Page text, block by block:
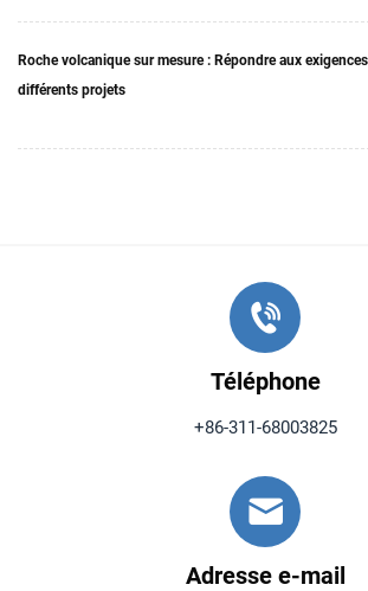
Roche volcanique sur mesure : Répondre aux
différents projets
Téléphone
+86-311-68003825
Adresse e-mail